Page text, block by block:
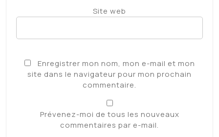
Site web
Enregistrer mon nom, mon e-mail et mon
site dans le navigateur pour mon prochain
commentaire.
Prévenez-moi de tous les nouveaux
commentaires par e-mail.